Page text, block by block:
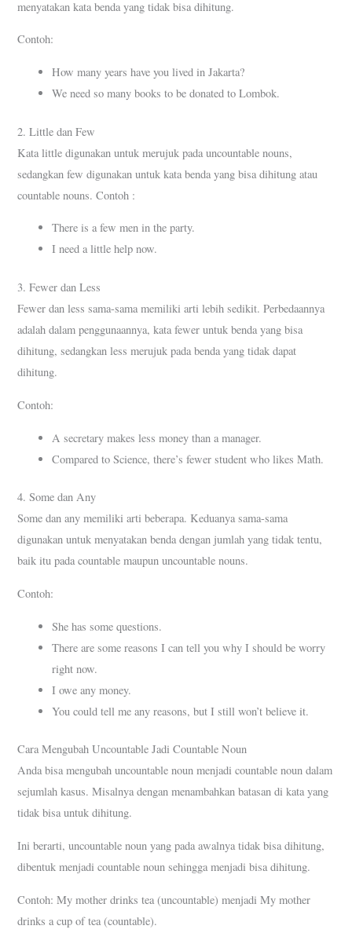
menyatakan kata benda yang tidak bisa dihitung.
Contoh:
How many years have you lived in Jakarta?
We need so many books to be donated to Lombok.
2. Little dan Few
Kata little digunakan untuk merujuk pada uncountable nouns,
sedangkan few digunakan untuk kata benda yang bisa dihitung atau
countable nouns. Contoh :
There is a few men in the party.
I need a little help now.
3. Fewer dan Less
Fewer dan less sama-sama memiliki arti lebih sedikit. Perbedaannya
adalah dalam penggunaannya, kata fewer untuk benda yang bisa
dihitung, sedangkan less merujuk pada benda yang tidak dapat
dihitung.
Contoh:
A secretary makes less money than a manager.
Compared to Science, there’s fewer student who likes Math.
4. Some dan Any
Some dan any memiliki arti beberapa. Keduanya sama-sama
digunakan untuk menyatakan benda dengan jumlah yang tidak tentu,
baik itu pada countable maupun uncountable nouns.
Contoh:
She has some questions.
There are some reasons I can tell you why I should be worry
right now.
I owe any money.
You could tell me any reasons, but I still won’t believe it.
Cara Mengubah Uncountable Jadi Countable Noun
Anda bisa mengubah uncountable noun menjadi countable noun dalam
sejumlah kasus. Misalnya dengan menambahkan batasan di kata yang
tidak bisa untuk dihitung.
Ini berarti, uncountable noun yang pada awalnya tidak bisa dihitung,
dibentuk menjadi countable noun sehingga menjadi bisa dihitung.
Contoh: My mother drinks tea (uncountable) menjadi My mother
drinks a cup of tea (countable).